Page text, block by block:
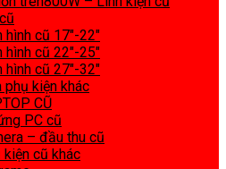
hình cũ 17″-22″
hình cũ 22″-25″
hình cũ 27″-32″
phụ kiện khác
CŨ
PC cũ
– đầu thu cũ
kiện cũ khác